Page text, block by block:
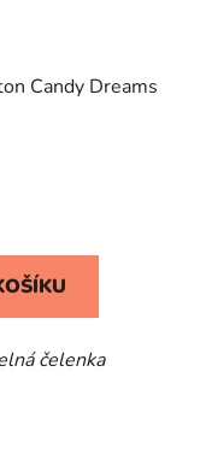
Candy Dreams
čelenka